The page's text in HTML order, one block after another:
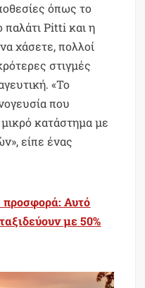
όπως το
παλάτι Pitti και η
χάσετε, πολλοί
στιγμές
«Το
που
κατάστημα με
είπε ένας
προσφορά: Αυτό
με 50%